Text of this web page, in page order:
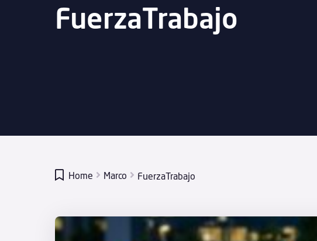
FuerzaTrabajo
 Home Marco FuerzaTrabajo